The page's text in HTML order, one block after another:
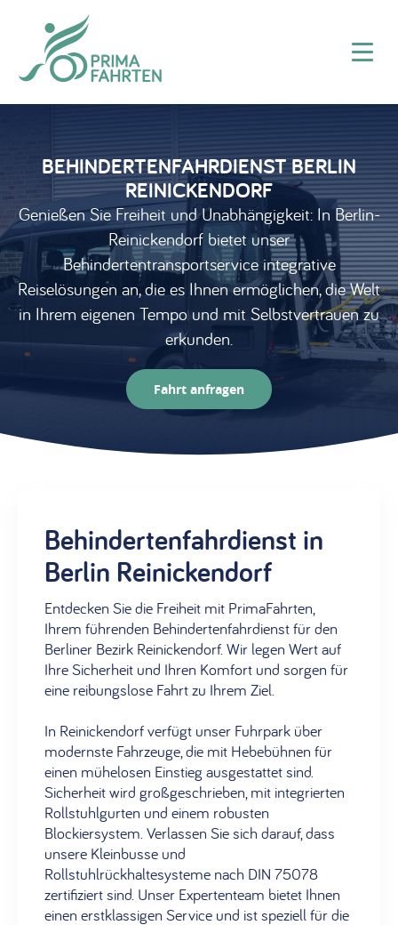
BEHINDERTENFAHRDIENST BERLIN
REINICKENDORF
Genießen Sie Freiheit und Unabhängigkeit: In Berlin-
Reinickendorf bietet unser
Behindertentransportservice integrative
Reiselösungen an, die es Ihnen ermöglichen, die Welt
in Ihrem eigenen Tempo und mit Selbstvertrauen zu
erkunden.
Fahrt anfragen
Behindertenfahrdienst in
Berlin Reinickendorf
Entdecken Sie die Freiheit mit PrimaFahrten,
Ihrem führenden Behindertenfahrdienst für den
Berliner Bezirk Reinickendorf. Wir legen Wert auf
Ihre Sicherheit und Ihren Komfort und sorgen für
eine reibungslose Fahrt zu Ihrem Ziel.
In Reinickendorf verfügt unser Fuhrpark über
modernste Fahrzeuge, die mit Hebebühnen für
einen mühelosen Einstieg ausgestattet sind.
Sicherheit wird großgeschrieben, mit integrierten
Rollstuhlgurten und einem robusten
Blockiersystem. Verlassen Sie sich darauf, dass
unsere Kleinbusse und
Rollstuhlrückhaltesysteme nach DIN 75078
zertifiziert sind. Unser Expertenteam bietet Ihnen
einen erstklassigen Service und ist speziell für die